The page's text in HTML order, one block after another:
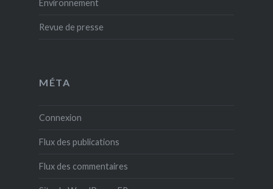
Environnement
Revue de presse
MÉTA
Connexion
Flux des publications
Flux des commentaires